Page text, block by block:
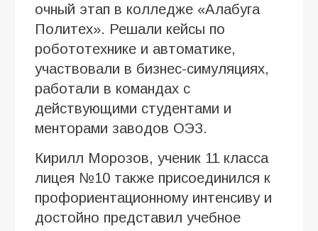
очный этап в колледже «Алабуга
Политех». Решали кейсы по
робототехнике и автоматике,
участвовали в бизнес-симуляциях,
работали в командах с
действующими студентами и
менторами заводов ОЭЗ.
Кирилл Морозов, ученик 11 класса
лицея №10 также присоединился к
профориентационному интенсиву и
достойно представил учебное